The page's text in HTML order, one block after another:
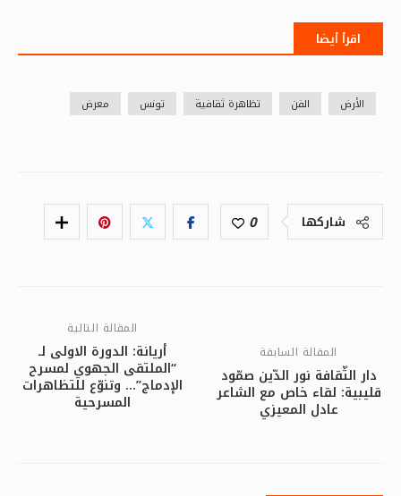
اقرأ أيضا
الأرض الفن تظاهرة ثقافية تونس معرض
شاركها 0
المقالة السابقة
دار الثّقافة نور الدّين صمّود
قليبية: لقاء خاص مع الشاعر
عادل المعيزي
المقالة التالية
أريانة: الدورة الاولى لـ
“الملتقى الجهوي لمسرح
الإدماج”… وتنوّع للتظاهرات
المسرحية